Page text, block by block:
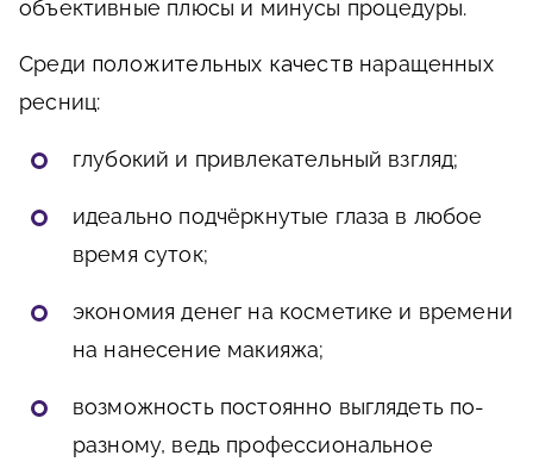
объективные плюсы и минусы процедуры.
Среди положительных качеств наращенных
ресниц:
глубокий и привлекательный взгляд;
идеально подчёркнутые глаза в любое
время суток;
экономия денег на косметике и времени
на нанесение макияжа;
возможность постоянно выглядеть по-
разному, ведь профессиональное